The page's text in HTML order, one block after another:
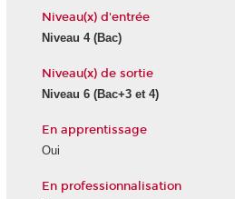
Niveau(x) d'entrée
Niveau 4(Bac)
Niveau(x) de sortie
Niveau 6(Bac+3 et 4)
En apprentissage
Oui
En professionnalisation